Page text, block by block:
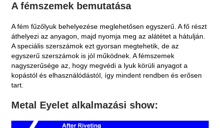
A fémszemek bemutatása
A fém fűzőlyuk behelyezése meglehetősen egyszerű. A fő részt
áthelyezi az anyagon, majd nyomja meg az alátétet a hátulján.
A speciális szerszámok ezt gyorsan megtehetik, de az
egyszerű szerszámok is jól működnek. A fémszemek
nagyszerűsége az, hogy megvédi a lyuk körüli anyagot a
kopástól és elhasználódástól, így mindent rendben és erősen
tart.
Metal Eyelet alkalmazási show: